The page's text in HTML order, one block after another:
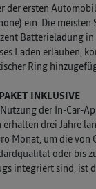
der ersten
ein. Die
Batterieladung
Laden erlauben,
Ring
INKLUSIVE
der In-Car-
erhalten drei Jahre
Monat, um die von
oder bis
integriert sind, ist